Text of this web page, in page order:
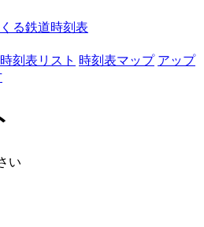
る鉄道時刻表
時刻表リスト 時刻表マップ アップ
い